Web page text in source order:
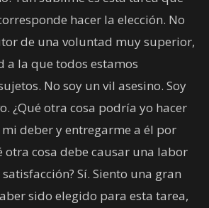
hacer la elección. No
de una voluntad muy superior,
a la que todos estamos
No soy un vil asesino. Soy
¿Qué otra cosa podría yo hacer
deber y entregarme a él por
otra cosa debe causar una labor
Sí. Siento una gran
sido elegido para esta tarea,